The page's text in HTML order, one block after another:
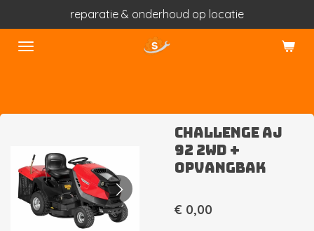
direct
naar
reparatie & onderhoud op locatie
Challenge AJ
92 2WD +
opvangbak
€ 0,00